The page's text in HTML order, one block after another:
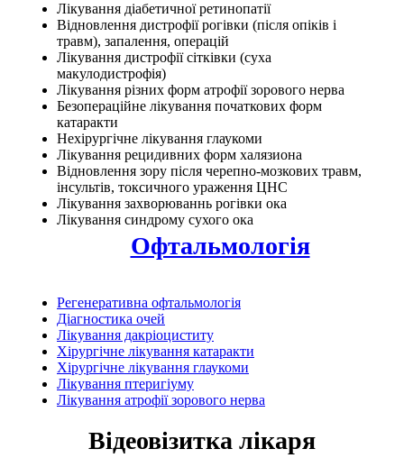
Лікування діабетичної ретинопатії
Відновлення дистрофії рогівки (після опіків і
травм), запалення, операцій
Лікування дистрофії сітківки (суха
макулодистрофія)
Лікування різних форм атрофії зорового нерва
Безопераційне лікування початкових форм
катаракти
Нехірургічне лікування глаукоми
Лікування рецидивних форм халязиона
Відновлення зору після черепно-мозкових травм,
інсультів, токсичного ураження ЦНС
Лікування захворюваннь рогівки ока
Лікування синдрому сухого ока
Офтальмологія
Регенеративна офтальмологія
Діагностика очей
Лікування дакріоциститу
Хірургічне лікування катаракти
Хірургічне лікування глаукоми
Лікування птеригіуму
Лікування атрофії зорового нерва
Відеовізитка лікаря